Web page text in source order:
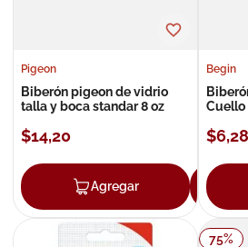
Pigeon
Biberón pigeon de vidrio
talla y boca standar 8 oz
$14,20
Agregar
Begin
Cuello
$6,28
75%